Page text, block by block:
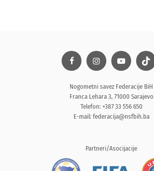
Nogometni savez Federacije BiH
Franca Lehara 3, 71000 Sarajevo
Telefon: +387 33 556 650
E-mail: federacija@nsfbih.ba
Partneri/Asocijacije